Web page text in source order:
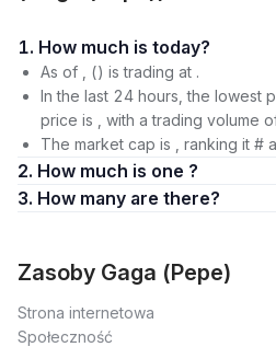
1. How much is today?
As of , () is trading at .
In the last 24 hours, the lowest
price is , with a trading volume
The market cap is , ranking it #
2. How much is one ?
3. How many are there?
Zasoby Gaga (Pepe)
Strona internetowa
Społeczność